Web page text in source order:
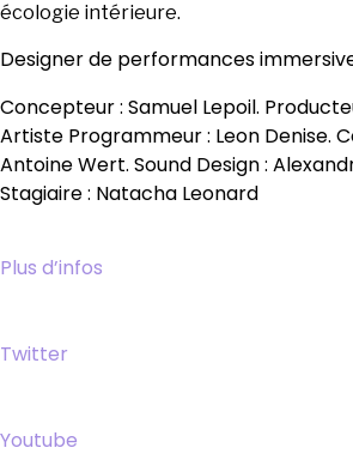
écologie intérieure.
Designer de performances
Concepteur : Samuel Lepoil.
Artiste Programmeur : Leon Denise.
Antoine Wert. Sound Design :
Stagiaire : Natacha Leonard
Plus d’infos
Twitter
Youtube